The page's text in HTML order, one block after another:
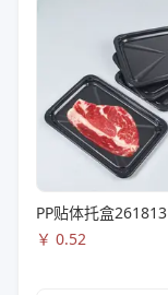
PP贴体托盒261813
￥ 0.52